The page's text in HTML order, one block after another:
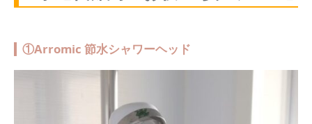
①Arromic 節水シャワーヘッド